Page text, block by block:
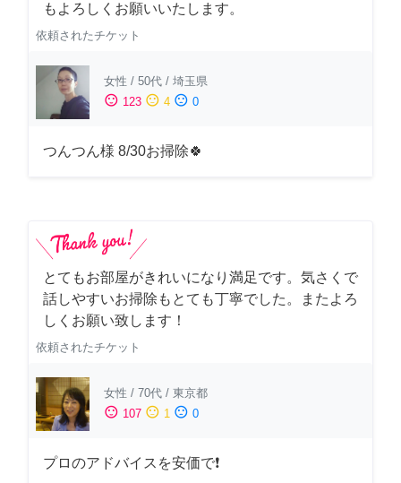
もよろしくお願いいたします。
依頼されたチケット
女性 / 50代 / 埼玉県
sentiment_satisfied 123 sentiment_neutral 4 sentiment_dissatisfied 0
つんつん様 8/30お掃除🍀
とてもお部屋がきれいになり満足です。気さくで
話しやすいお掃除もとても丁寧でした。またよろ
しくお願い致します！
依頼されたチケット
女性 / 70代 / 東京都
sentiment_satisfied 107 sentiment_neutral 1 sentiment_dissatisfied 0
プロのアドバイスを安価で❗